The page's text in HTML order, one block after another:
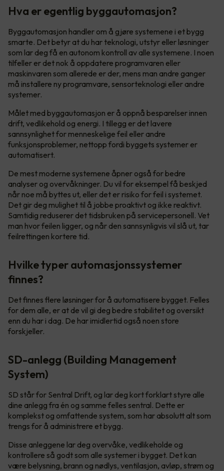
Hva er egentlig byggautomasjon?
Byggautomasjon handler om å gjøre systemene i et bygg
smarte. Det betyr at du har teknologi, utstyr eller løsninger
som lar deg få en autonom kontroll av alle systemene. I noen
tilfeller er det nok å oppdatere programvaren eller
maskinvaren som allerede er der, mens man andre ganger
må installere ny programvare, sensorteknologi eller andre
systemer.
Målet med byggautomasjon er å oppnå besparelser innen
drift, vedlikehold og energi. I tillegg er det lavere
sannsynlighet for menneskelige feil eller andre
funksjonsproblemer, nettopp fordi byggets systemer er
automatisert.
De mest moderne systemene åpner også for bedre
analyser og overvåkninger. Du vil for eksempel få beskjed
når noe må byttes ut, eller det er risiko for feil i systemet.
Det gir deg mulighet til å jobbe proaktivt og ikke reaktivt.
Samtidig reduserer det tidsbruken på servicepersonell. Vet
man hvor feilen ligger, og når den sannsynligvis vil slå ut, tar
feilrettingen kortere tid.
Hvilke typer automasjonssystemer
finnes?
Det finnes flere løsninger for å automatisere bygget. Felles
for dem alle, er at de vil gi deg bedre stabilitet og oversikt
enn du har i dag. De har imidlertid også noen store
forskjeller.
SD-anlegg (Building Management
System)
SD står for Sentral Drift, og lar deg kort forklart styre alle
dine anlegg fra én og samme felles sentral. Dette er
komplekst og omfattende system, som har absolutt alt som
trengs for å administrere et bygg.
Disse anleggene lar deg overvåke, vedlikeholde og
kontrollere så godt som alle systemer i bygget. Det kan
være belysning, brann og nødlys, ventilasjon, avløp, strøm og